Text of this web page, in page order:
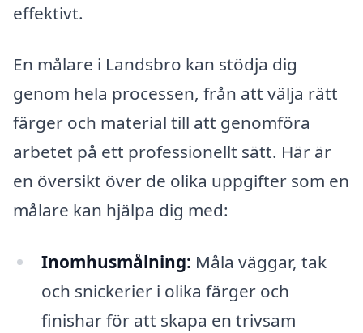
effektivt.
En målare i Landsbro kan stödja dig
genom hela processen, från att välja rätt
färger och material till att genomföra
arbetet på ett professionellt sätt. Här är
en översikt över de olika uppgifter som en
målare kan hjälpa dig med:
Inomhusmålning: Måla väggar, tak
och snickerier i olika färger och
finishar för att skapa en trivsam